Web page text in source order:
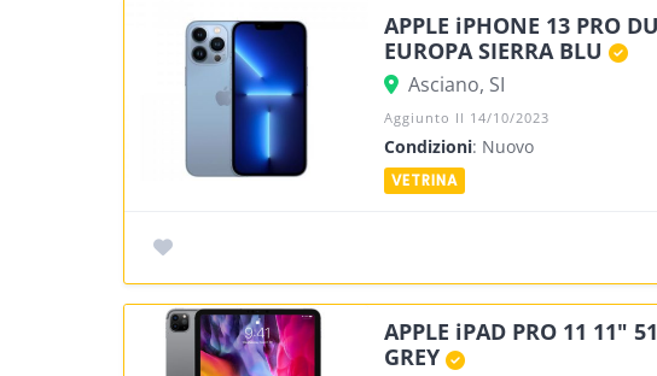
APPLE iPHONE 13 PRO
EUROPA SIERRA BLU
Asciano, SI
Aggiunto Il 14/10/2023
Condizioni: Nuovo
APPLE iPAD PRO 11 11"
GREY